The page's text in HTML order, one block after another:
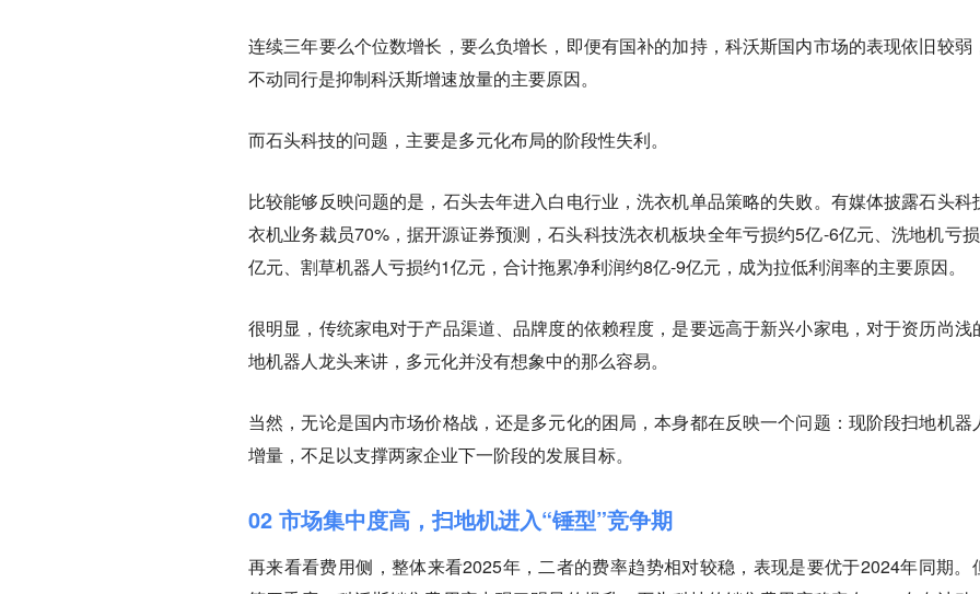
连续三年要么个位数增长，要么负增长，即便有国补的加持，科沃斯国内市场的表现依旧较弱
不动同行是抑制科沃斯增速放量的主要原因。
而石头科技的问题，主要是多元化布局的阶段性失利。
比较能够反映问题的是，石头去年进入白电行业，洗衣机单品策略的失败。有媒体披露石头科
衣机业务裁员70%，据开源证券预测，石头科技洗衣机板块全年亏损约5亿-6亿元、洗地机亏
亿元、割草机器人亏损约1亿元，合计拖累净利润约8亿-9亿元，成为拉低利润率的主要原因。
很明显，传统家电对于产品渠道、品牌度的依赖程度，是要远高于新兴小家电，对于资历尚浅
地机器人龙头来讲，多元化并没有想象中的那么容易。
当然，无论是国内市场价格战，还是多元化的困局，本身都在反映一个问题：现阶段扫地机器
增量，不足以支撑两家企业下一阶段的发展目标。
02 市场集中度高，扫地机进入“锤型”竞争期
再来看看费用侧，整体来看2025年，二者的费率趋势相对较稳，表现是要优于2024年同期。